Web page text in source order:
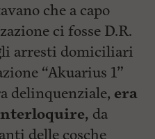
che a capo
ci fosse D.R.
arresti domiciliari
“Akuarius 1”
delinquenziale, era
da